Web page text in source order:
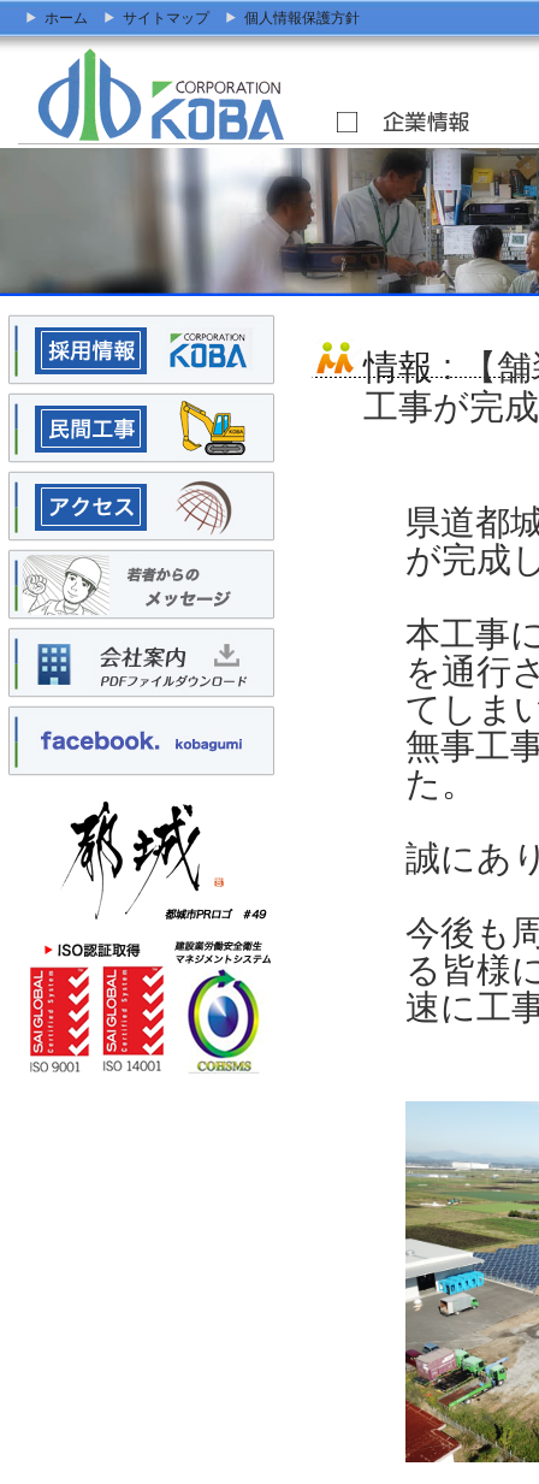
ホーム サイトマップ 個人情報保護方針
情報 : 【
工事が完
県道都
が完成
本工事
を通行
てしま
無事工
た。
誠にあ
今後も
る皆様
速に工